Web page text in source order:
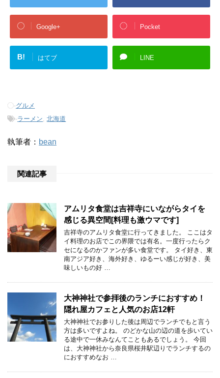
Google+ Pocket
B! はてブ LINE
-グルメ
-ラーメン,北海道
執筆者： bean
関連記事
アムリタ食堂は吉祥寺にいながらタイを
感じる異空間[料理も激ウマです]
吉祥寺のアムリタ食堂に行ってきました。 ここはタ
イ料理のお店でこの界隈では有名。一度行ったらク
セになるのかファンが多い食堂です。 タイ好き、東
南アジア好き、海外好き、ゆるーい感じが好き、美
味しいもの好 …
大神神社で参拝後のランチにおすすめ！
隠れ屋カフェと人気のお店12軒
大神神社でお参りした後は周辺でランチでもと言う
方は多いですよね。 のどかな山の辺の道を歩いてい
る途中で一休みなんてこともあるでしょう。 今回
は、大神神社から奈良県桜井駅辺りでランチするの
におすすめなお …